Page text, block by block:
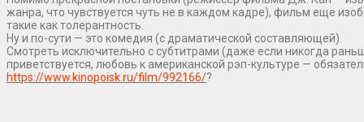
жанра, что чувствуется чуть не в каждом кадре), фильм еще
такие как толерантность.
Ну и по-сути — это комедия (с драматической составляющей).
Смотреть исключительно с субтитрами (даже если никогда
приветствуется, любовь к американской рэп-культуре —
https://www.kinopoisk.ru/film/992166/?